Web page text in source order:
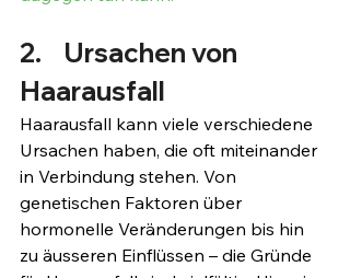
2.	Ursachen von
Haarausfall
Haarausfall kann viele verschiedene
Ursachen haben, die oft miteinander
in Verbindung stehen. Von
genetischen Faktoren über
hormonelle Veränderungen bis hin
zu äusseren Einflüssen – die Gründe